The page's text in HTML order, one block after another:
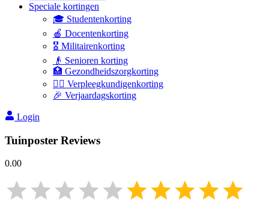
Speciale kortingen
🎓 Studentenkorting
🍎 Docentenkorting
🎖️ Militairenkorting
👴 Senioren korting
🏥 Gezondheidszorgkorting
👩‍⚕️ Verpleegkundigenkorting
🎉 Verjaardagskorting
Login
Tuinposter Reviews
0.00